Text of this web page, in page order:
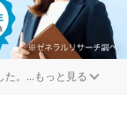
。 ...もっと見る